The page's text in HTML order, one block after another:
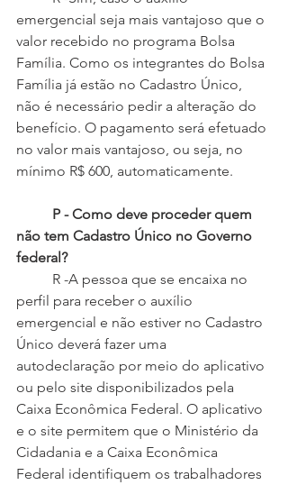
emergencial seja mais vantajoso que o
valor recebido no programa Bolsa
Família. Como os integrantes do Bolsa
Família já estão no Cadastro Único,
não é necessário pedir a alteração do
benefício. O pagamento será efetuado
no valor mais vantajoso, ou seja, no
mínimo R$ 600, automaticamente.
P - Como deve proceder quem
não tem Cadastro Único no Governo
federal?
perfil para receber o auxílio
emergencial e não estiver no Cadastro
Único deverá fazer uma
autodeclaração por meio do aplicativo
ou pelo site disponibilizados pela
Caixa Econômica Federal. O aplicativo
e o site permitem que o Ministério da
Cidadania e a Caixa Econômica
Federal identifiquem os trabalhadores